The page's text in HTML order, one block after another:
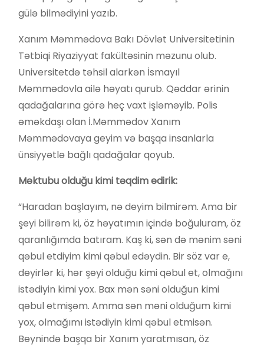
gülə bilmədiyini yazıb.
Xanım Məmmədova Bakı Dövlət Universitetinin
Tətbiqi Riyaziyyat fakültəsinin məzunu olub.
Universitetdə təhsil alarkən İsmayıl
Məmmədovla ailə həyatı qurub. Qəddar ərinin
qadağalarına görə heç vaxt işləməyib. Polis
əməkdaşı olan İ.Məmmədov Xanım
Məmmədovaya geyim və başqa insanlarla
ünsiyyətlə bağlı qadağalar qoyub.
Məktubu olduğu kimi təqdim edirik:
“Haradan başlayım, nə deyim bilmirəm. Ama bir
şeyi bilirəm ki, öz həyatımın içində boğuluram, öz
qaranlığımda batıram. Kaş ki, sən də mənim səni
qəbul etdiyim kimi qəbul edəydin. Bir söz var e,
deyirlər ki, hər şeyi olduğu kimi qəbul et, olmağını
istədiyin kimi yox. Bax mən səni olduğun kimi
qəbul etmişəm. Amma sən məni olduğum kimi
yox, olmağımı istədiyin kimi qəbul etmisən.
Beynində başqa bir Xanım yaratmısan, öz